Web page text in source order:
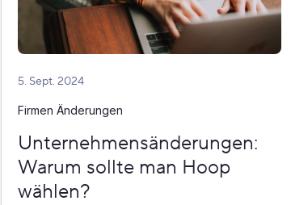
5. Sept. 2024
Firmen Änderungen
Unternehmensänderungen:
Warum sollte man Hoop
wählen?